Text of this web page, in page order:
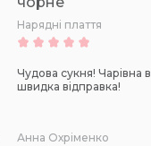
Нарядні плаття
Чудова сукня!
швидка відправка!
Анна Охріменко